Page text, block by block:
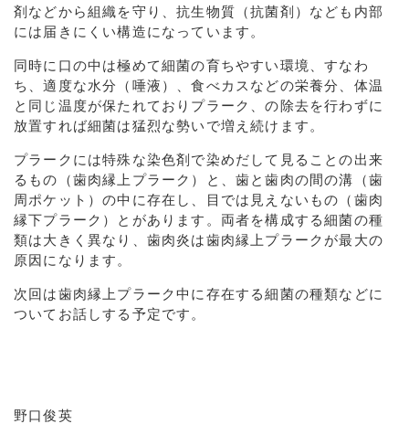
剤などから組織を守り、抗生物質（抗菌剤）なども内部
には届きにくい構造になっています。
同時に口の中は極めて細菌の育ちやすい環境、すなわ
ち、適度な水分（唾液）、食べカスなどの栄養分、体温
と同じ温度が保たれておりプラーク、の除去を行わずに
放置すれば細菌は猛烈な勢いで増え続けます。
プラークには特殊な染色剤で染めだして見ることの出来
るもの（歯肉縁上プラーク）と、歯と歯肉の間の溝（歯
周ポケット）の中に存在し、目では見えないもの（歯肉
縁下プラーク）とがあります。両者を構成する細菌の種
類は大きく異なり、歯肉炎は歯肉縁上プラークが最大の
原因になります。
次回は歯肉縁上プラーク中に存在する細菌の種類などに
ついてお話しする予定です。
野口俊英